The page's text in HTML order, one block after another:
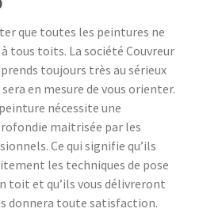
que toutes les peintures ne
tous toits. La société Couvreur
toujours très au sérieux
en mesure de vous orienter.
nécessite une
maitrisée par les
Ce qui signifie qu’ils
les techniques de pose
toit et qu’ils vous délivreront
donnera toute satisfaction.